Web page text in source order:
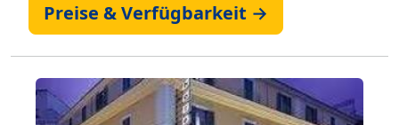
Preise & Verfügbarkeit →